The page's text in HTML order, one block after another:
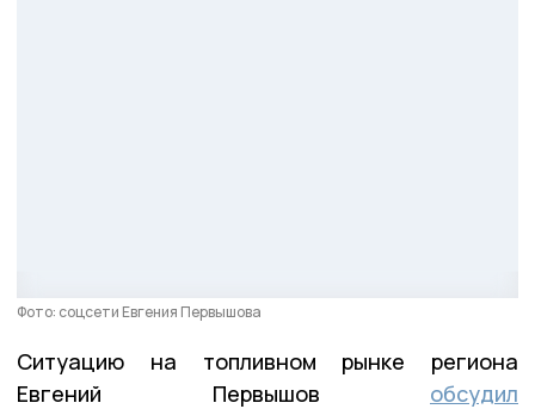
Фото: соцсети Евгения Первышова
Ситуацию на топливном рынке региона
Евгений Первышов обсудил